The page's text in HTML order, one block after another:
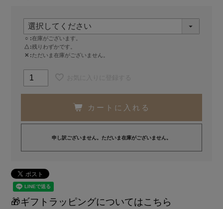
○
在庫がございます。
△ 残りわずかです。
✕
ただいま在庫がございません。
カートに入れる
申し訳ございません。ただいま在庫がございません。
🎁ギフトラッピングについてはこちら